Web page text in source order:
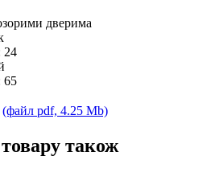
дверима
24
65
(файл pdf, 4.25 Mb)
також